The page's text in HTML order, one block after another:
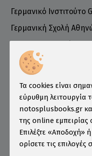
Γερμανικό Ινστιτούτο
Γερμανική Σχολή
Επιμελητήριο
Ινστιτούτο ÖSD Ελλάδας
Πληροφορίες
Τρόποι Παραγγελίας
Τρόποι Πληρωμής
Τρόποι Αποστολής
Τα cookies είναι
εύρυθμη λειτουργία
notosplusbooks.gr
της online εμπειρίας
Επιλέξτε «Αποδοχή»
ορίσετε τις επιλογές